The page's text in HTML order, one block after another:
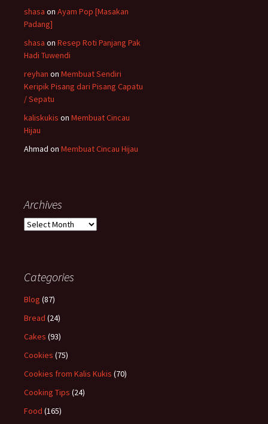
shasa on Ayam Pop [Masakan
Padang]
shasa on Resep Roti Panjang Pak
Hadi Tuwendi
reyhan on Membuat Sendiri
Keripik Pisang dari Pisang Capatu
/ Sepatu
kaliskukis on Membuat Cincau
Hijau
Ahmad on Membuat Cincau Hijau
Archives
Archives
Categories
Blog (87)
Bread (24)
Cakes (93)
Cookies (75)
Cookies from Kalis Kukis (70)
Cooking Tips (24)
Food (165)